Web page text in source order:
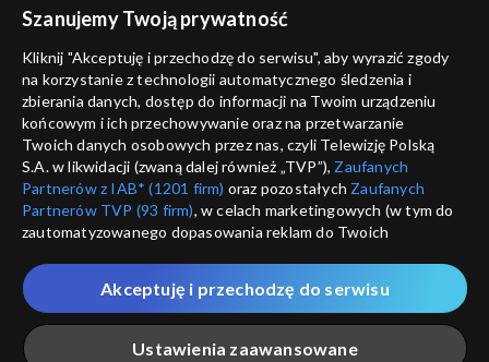
ANULUJ
informacje o dostawcy usług
Szanujemy Twoją prywatność
Kliknij "Akceptuję i przechodzę do serwisu", aby wyrazić zgody
na korzystanie z technologii automatycznego śledzenia i
zbierania danych, dostęp do informacji na Twoim urządzeniu
końcowym i ich przechowywanie oraz na przetwarzanie
Twoich danych osobowych przez nas, czyli Telewizję Polską
S.A. w likwidacji (zwaną dalej również „TVP”), Zaufanych
Partnerów z IAB* (1201 firm) oraz pozostałych Zaufanych
Partnerów TVP (93 firm), w celach marketingowych (w tym do
zautomatyzowanego dopasowania reklam do Twoich
które wskazujemy poniżej, a także zgody na udostępnianie
przez nas identyfikatora PPID do Google.
Twoje dane osobowe zbierane podczas odwiedzania przez
Ciebie naszych
poszczególnych serwisówzwanych dalej
Ustawienia zaawansowane
Akceptuję i przechodzę do serwisu